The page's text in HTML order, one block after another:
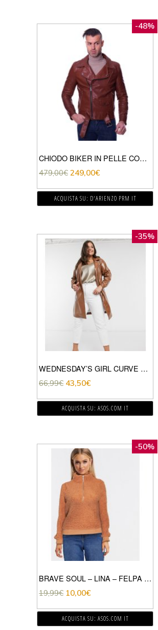
-48%
CHIODO BIKER IN PELLE COGNAC CON CINTURA EFFETTO MARTELLATO
479,00€ 249,00€
ACQUISTA SU: D'ARIENZO PRM IT
-35%
WEDNESDAY’S GIRL CURVE – TRENCH CON CINTURA IN VINILE-MARRONE
66,99€ 43,50€
ACQUISTA SU: ASOS.COM IT
-50%
BRAVE SOUL – LINA – FELPA IN PILE BORG-MARRONE
19,99€ 10,00€
ACQUISTA SU: ASOS.COM IT